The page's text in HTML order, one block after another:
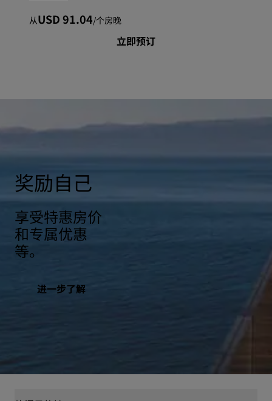
从USD 91.04/个房晚
立即预订
奖励自己
享受特惠房价
和专属优惠
等。
进一步了解